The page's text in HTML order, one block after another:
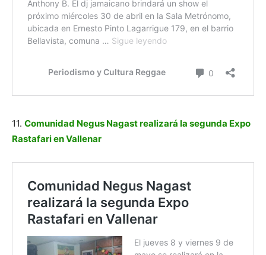
11. Comunidad Negus Nagast realizará la segunda Expo
Rastafari en Vallenar